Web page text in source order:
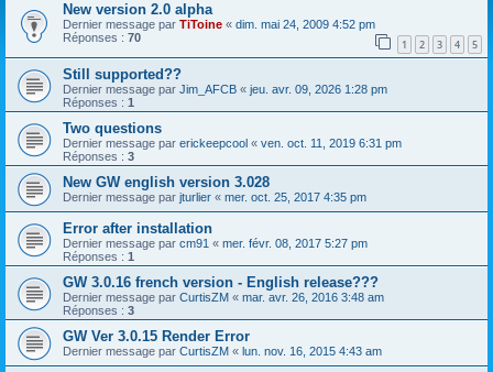
e
r
New version 2.0 alpha
Dernier message par TiToine « dim. mai 24, 2009 4:52 pm
Réponses : 70 1 2 3 4 5
Still supported??
Dernier message par Jim_AFCB « jeu. avr. 09, 2026 1:28 pm
Réponses : 1
Two questions
Dernier message par erickeepcool « ven. oct. 11, 2019 6:31 pm
Réponses : 3
New GW english version 3.028
Dernier message par jturlier « mer. oct. 25, 2017 4:35 pm
Error after installation
Dernier message par cm91 « mer. févr. 08, 2017 5:27 pm
Réponses : 1
GW 3.0.16 french version - English release???
Dernier message par CurtisZM « mar. avr. 26, 2016 3:48 am
Réponses : 3
GW Ver 3.0.15 Render Error
Dernier message par CurtisZM « lun. nov. 16, 2015 4:43 am